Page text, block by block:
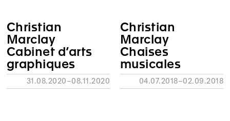
Christian
Marclay
Cabinet d’arts
graphiques
31.08.2020–08.11.2020
Christian
Marclay
Chaises
musicales
04.07.2018–02.09.2018